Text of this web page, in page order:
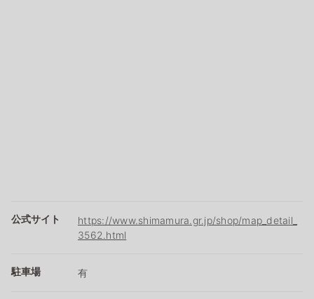
公式サイト
https://www.shimamura.gr.jp/shop/map_detail_
3562.html
駐車場 有